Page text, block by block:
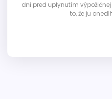
dni pred uplynutím
to, že ju